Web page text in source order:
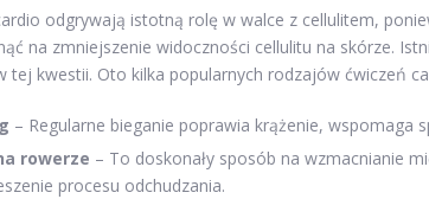
odgrywają istotną rolę w walce z cellulitem,
na zmniejszenie widoczności cellulitu na skórze.
tej kwestii. Oto kilka popularnych rodzajów ćwiczeń
– Regularne bieganie poprawia krążenie, wspomaga
rowerze – To doskonały sposób na wzmacnianie
procesu odchudzania.